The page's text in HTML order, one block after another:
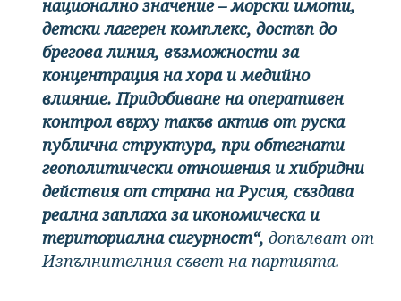
национално значение – морски имоти,
детски лагерен комплекс, достъп до
брегова линия, възможности за
концентрация на хора и медийно
влияние. Придобиване на оперативен
контрол върху такъв актив от руска
публична структура, при обтегнати
геополитически отношения и хибридни
действия от страна на Русия, създава
реална заплаха за икономическа и
териториална сигурност“, допълват от
Изпълнителния съвет на партията.